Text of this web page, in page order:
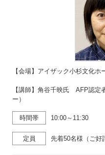
【会場】アイザック小杉文化
【講師】角谷千映氏 AFP認定
ー）
時間帯 10:00～11:30
定員 先着50名様（ご好